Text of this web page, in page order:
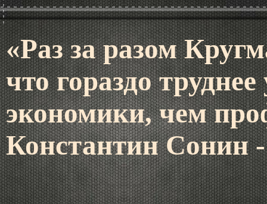
«Раз за разом
что гораздо
экономики, чем
Константин Сонин